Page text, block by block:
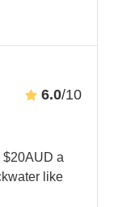
6.0/10
$20AUD a
like